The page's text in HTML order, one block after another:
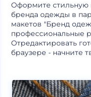
Оформите стильную
бренда одежды в
макетов "Бренд
профессиональные
Отредактировать
браузере - начните